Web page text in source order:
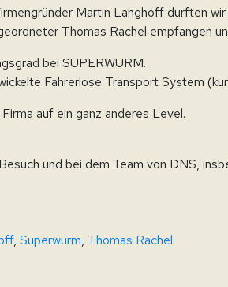
Martin Langhoff durften
Thomas Rachel empfangen
bei SUPERWURM.
Fahrerlose Transport System
auf ein ganz anderes Level.
und bei dem Team von DNS,
, Superwurm, Thomas Rachel